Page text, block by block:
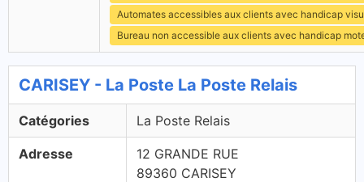
Automates accessibles aux clients avec handicap
Bureau non accessible aux clients avec handicap
CARISEY - La Poste La Poste Relais
Catégories La Poste Relais
Adresse
12 GRANDE RUE
89360 CARISEY